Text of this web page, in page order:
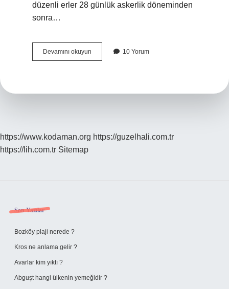
düzenli erler 28 günlük askerlik döneminden
sonra…
Devamını okuyun Askerde
Silah
10 Yorum
https://www.kodaman.org https://guzelhali.com.tr
https://lih.com.tr Sitemap
Sidebar
Son Yazılar
Bozköy plaji nerede ?
Kros ne anlama gelir ?
Avarlar kim yıktı ?
Abguşt hangi ülkenin yemeğidir ?